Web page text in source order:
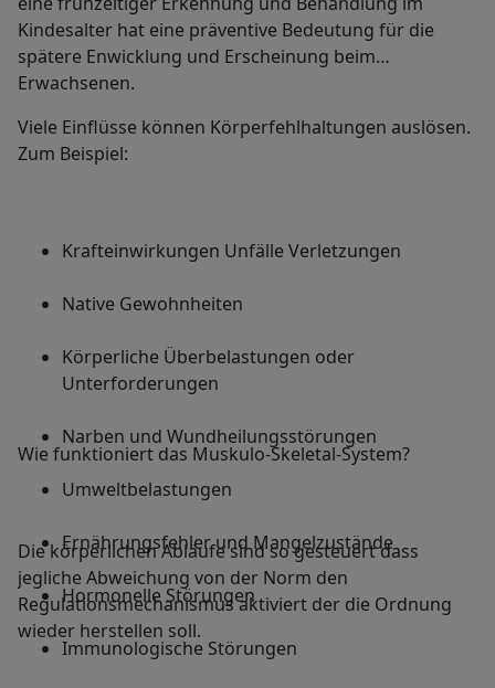
Kindesalter hat eine präventive Bedeutung für die
spätere Enwicklung und Erscheinung beim
Erwachsenen.
Viele Einflüsse können Körperfehlhaltungen auslösen.
Zum Beispiel:
Krafteinwirkungen Unfälle Verletzungen
Native Gewohnheiten
Körperliche Überbelastungen oder
Unterforderungen
Narben und Wundheilungsstörungen
Umweltbelastungen
Ernährungsfehler und Mangelzustände
Hormonelle Störungen
Immunologische Störungen
Wie funktioniert das Muskulo-Skeletal-System?
Die körperlichen Abläufe sind so gesteuert dass
jegliche Abweichung von der Norm den
Regulationsmechanismus aktiviert der die Ordnung
wieder herstellen soll.